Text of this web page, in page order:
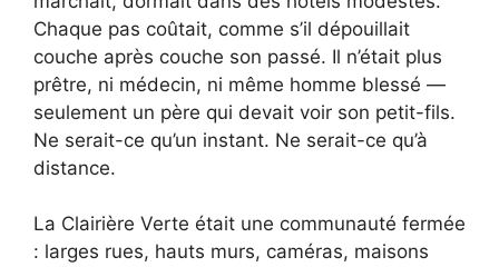
Chaque pas coûtait, comme s’il dépouillait
couche après couche son passé. Il n’était plus
prêtre, ni médecin, ni même homme blessé —
seulement un père qui devait voir son petit-fils.
Ne serait-ce qu’un instant. Ne serait-ce qu’à
distance.
La Clairière Verte était une communauté fermée
: larges rues, hauts murs, caméras, maisons